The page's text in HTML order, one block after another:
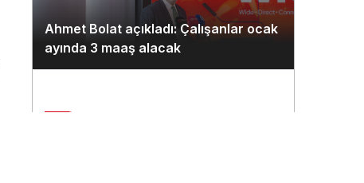
Ahmet Bolat açıkladı: Çalışanlar ocak
ayında 3 maaş alacak